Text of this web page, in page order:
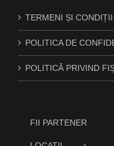
TERMENI ȘI CONDIȚII
POLITICA DE
POLITICĂ PRIVIND
FII PARTENER